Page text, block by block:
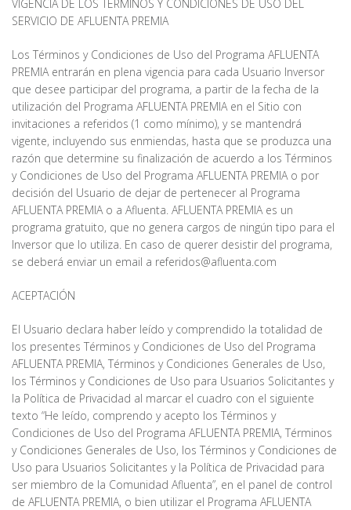
VIGENCIA DE LOS TÉRMINOS Y CONDICIONES DE USO DEL
SERVICIO DE AFLUENTA PREMIA
Los Términos y Condiciones de Uso del Programa AFLUENTA
PREMIA entrarán en plena vigencia para cada Usuario Inversor
que desee participar del programa, a partir de la fecha de la
utilización del Programa AFLUENTA PREMIA en el Sitio con
invitaciones a referidos (1 como mínimo), y se mantendrá
vigente, incluyendo sus enmiendas, hasta que se produzca una
razón que determine su finalización de acuerdo a los Términos
y Condiciones de Uso del Programa AFLUENTA PREMIA o por
decisión del Usuario de dejar de pertenecer al Programa
AFLUENTA PREMIA o a Afluenta. AFLUENTA PREMIA es un
programa gratuito, que no genera cargos de ningún tipo para el
Inversor que lo utiliza. En caso de querer desistir del programa,
se deberá enviar un email a referidos@afluenta.com
ACEPTACIÓN
El Usuario declara haber leído y comprendido la totalidad de
los presentes Términos y Condiciones de Uso del Programa
AFLUENTA PREMIA, Términos y Condiciones Generales de Uso,
los Términos y Condiciones de Uso para Usuarios Solicitantes y
la Política de Privacidad al marcar el cuadro con el siguiente
texto “He leído, comprendo y acepto los Términos y
Condiciones de Uso del Programa AFLUENTA PREMIA, Términos
y Condiciones Generales de Uso, los Términos y Condiciones de
Uso para Usuarios Solicitantes y la Política de Privacidad para
ser miembro de la Comunidad Afluenta”, en el panel de control
de AFLUENTA PREMIA, o bien utilizar el Programa AFLUENTA